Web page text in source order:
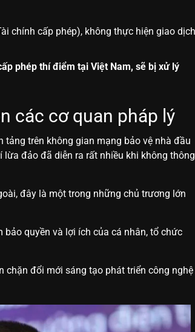
chính cấp phép), không thực hiện giao dịch
phép thí điểm tại Việt Nam, sẽ bị xử lý
các cơ quan pháp lý
tảng trên không gian mạng bảo vệ nhà đầu
đảo đã diễn ra rất nhiều khi không thông
đây là một trong những chủ trương lớn
quyền và lợi ích của cá nhân, tổ chức
chặn đổi mới sáng tạo phát triển công nghệ